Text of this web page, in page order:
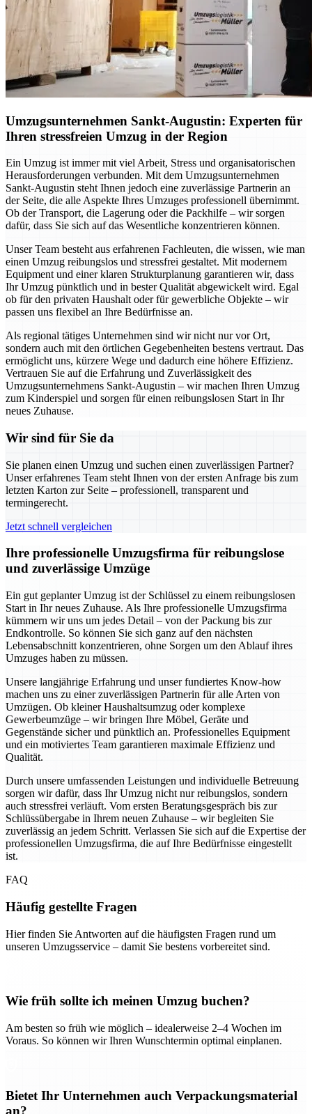
Umzugsunternehmen Sankt-Augustin: Experten für
Ihren stressfreien Umzug in der Region
Ein Umzug ist immer mit viel Arbeit, Stress und organisatorischen
Herausforderungen verbunden. Mit dem Umzugsunternehmen
Sankt-Augustin steht Ihnen jedoch eine zuverlässige Partnerin an
der Seite, die alle Aspekte Ihres Umzuges professionell übernimmt.
Ob der Transport, die Lagerung oder die Packhilfe – wir sorgen
dafür, dass Sie sich auf das Wesentliche konzentrieren können.
Unser Team besteht aus erfahrenen Fachleuten, die wissen, wie man
einen Umzug reibungslos und stressfrei gestaltet. Mit modernem
Equipment und einer klaren Strukturplanung garantieren wir, dass
Ihr Umzug pünktlich und in bester Qualität abgewickelt wird. Egal
ob für den privaten Haushalt oder für gewerbliche Objekte – wir
passen uns flexibel an Ihre Bedürfnisse an.
Als regional tätiges Unternehmen sind wir nicht nur vor Ort,
sondern auch mit den örtlichen Gegebenheiten bestens vertraut. Das
ermöglicht uns, kürzere Wege und dadurch eine höhere Effizienz.
Vertrauen Sie auf die Erfahrung und Zuverlässigkeit des
Umzugsunternehmens Sankt-Augustin – wir machen Ihren Umzug
zum Kinderspiel und sorgen für einen reibungslosen Start in Ihr
neues Zuhause.
Wir sind für Sie da
Sie planen einen Umzug und suchen einen zuverlässigen Partner?
Unser erfahrenes Team steht Ihnen von der ersten Anfrage bis zum
letzten Karton zur Seite – professionell, transparent und
termingerecht.
Jetzt schnell vergleichen
Ihre professionelle Umzugsfirma für reibungslose
und zuverlässige Umzüge
Ein gut geplanter Umzug ist der Schlüssel zu einem reibungslosen
Start in Ihr neues Zuhause. Als Ihre professionelle Umzugsfirma
kümmern wir uns um jedes Detail – von der Packung bis zur
Endkontrolle. So können Sie sich ganz auf den nächsten
Lebensabschnitt konzentrieren, ohne Sorgen um den Ablauf ihres
Umzuges haben zu müssen.
Unsere langjährige Erfahrung und unser fundiertes Know-how
machen uns zu einer zuverlässigen Partnerin für alle Arten von
Umzügen. Ob kleiner Haushaltsumzug oder komplexe
Gewerbeumzüge – wir bringen Ihre Möbel, Geräte und
Gegenstände sicher und pünktlich an. Professionelles Equipment
und ein motiviertes Team garantieren maximale Effizienz und
Qualität.
Durch unsere umfassenden Leistungen und individuelle Betreuung
sorgen wir dafür, dass Ihr Umzug nicht nur reibungslos, sondern
auch stressfrei verläuft. Vom ersten Beratungsgespräch bis zur
Schlüssübergabe in Ihrem neuen Zuhause – wir begleiten Sie
zuverlässig an jedem Schritt. Verlassen Sie sich auf die Expertise der
professionellen Umzugsfirma, die auf Ihre Bedürfnisse eingestellt
ist.
FAQ
Häufig gestellte Fragen
Hier finden Sie Antworten auf die häufigsten Fragen rund um
unseren Umzugsservice – damit Sie bestens vorbereitet sind.
Wie früh sollte ich meinen Umzug buchen?
Am besten so früh wie möglich – idealerweise 2–4 Wochen im
Voraus. So können wir Ihren Wunschtermin optimal einplanen.
Bietet Ihr Unternehmen auch Verpackungsmaterial
an?